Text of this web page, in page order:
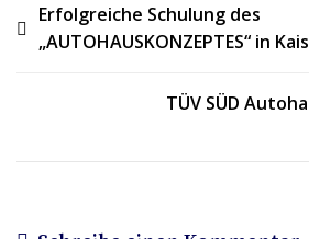
Beitragsnavigation
Erfolgreiche Schulung des
„AUTOHAUSKONZEPTES“ in
TÜV SÜD